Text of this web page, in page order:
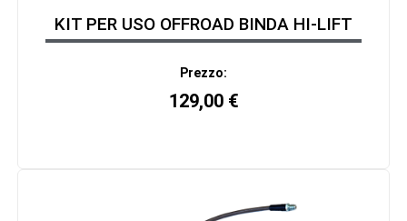
KIT PER USO OFFROAD BINDA HI-LIFT
Prezzo:
129,00 €